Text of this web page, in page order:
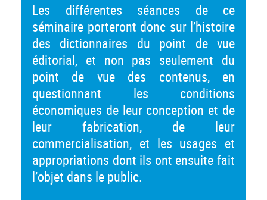
Les différentes séances de ce
séminaire porteront donc sur l’histoire
des dictionnaires du point de vue
éditorial, et non pas seulement du
point de vue des contenus, en
questionnant les conditions
économiques de leur conception et de
leur fabrication, de leur
commercialisation, et les usages et
appropriations dont ils ont ensuite fait
l’objet dans le public.